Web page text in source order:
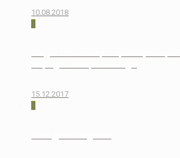
10.08.2018
0
15.12.2017
0